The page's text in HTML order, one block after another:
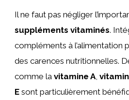
Il ne faut pas négliger
suppléments vitaminés.
compléments à l’alimentation
des carences nutritionnelles.
comme la vitamine A,
E sont particulièrement